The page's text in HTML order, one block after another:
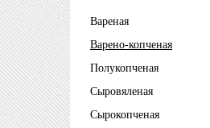
Вареная
Варено-копченая
Полукопченая
Сыровяленая
Сырокопченая